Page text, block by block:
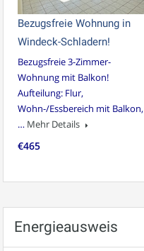
Bezugsfreie Wohnung in
Windeck-Schladern!
Bezugsfreie 3-Zimmer-
Wohnung mit Balkon!
Aufteilung: Flur,
Wohn-/Essbereich mit Balkon,
… Mehr Details
€465
Energieausweis